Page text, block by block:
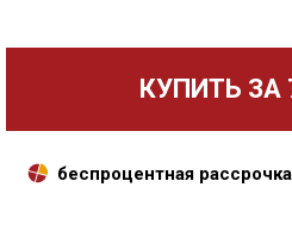
КУПИТЬ ЗА
беспроцентная